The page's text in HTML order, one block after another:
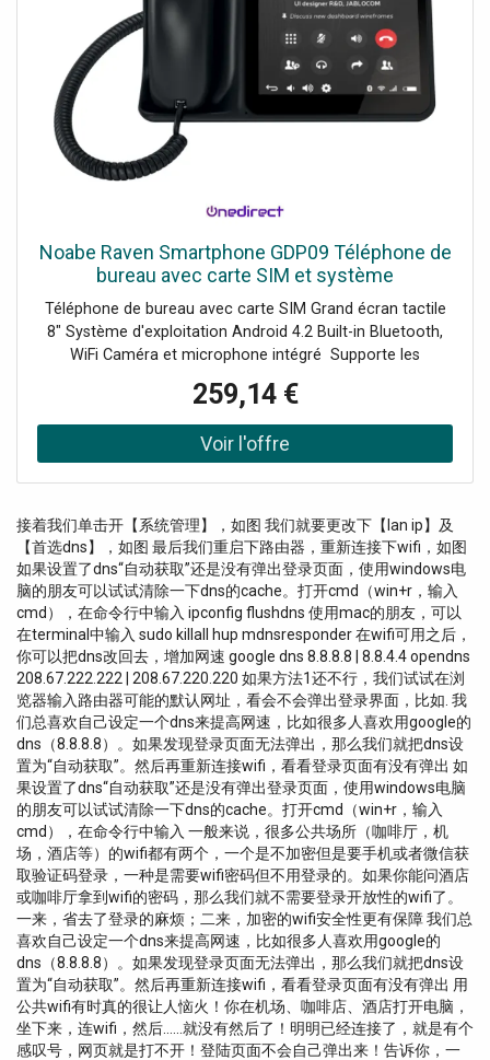
Tuscany, is one of rolling hills and deep woodlands,
without the crowds of other well-known holiday regions in
Italy. Walks cross flower meadows, wander down river
valleys and also climb onto rugged hills and Apennine
mountains, visiting Roman and Etruscan ruins as well as
myriad ancient villages.
Noabe Raven Smartphone GDP09 Téléphone de
bureau avec carte SIM et système
d'exploitation Android
Téléphone de bureau avec carte SIM Grand écran tactile
8" Système d'exploitation Android 4.2 Built-in Bluetooth,
WiFi Caméra et microphone intégré Supporte les
259,14 €
接着我们单击开【系统管理】，如图 我们就要更改下【lan ip】及
【首选dns】，如图 最后我们重启下路由器，重新连接下wifi，如图
如果设置了dns“自动获取”还是没有弹出登录页面，使用windows电
脑的朋友可以试试清除一下dns的cache。打开cmd（win+r，输入
cmd），在命令行中输入 ipconfig flushdns 使用mac的朋友，可以
在terminal中输入 sudo killall hup mdnsresponder 在wifi可用之后，
你可以把dns改回去，增加网速 google dns 8.8.8.8 | 8.8.4.4 opendns
208.67.222.222 | 208.67.220.220 如果方法1还不行，我们试试在浏
览器输入路由器可能的默认网址，看会不会弹出登录界面，比如. 我
们总喜欢自己设定一个dns来提高网速，比如很多人喜欢用google的
dns（8.8.8.8）。如果发现登录页面无法弹出，那么我们就把dns设
置为“自动获取”。然后再重新连接wifi，看看登录页面有没有弹出 如
果设置了dns“自动获取”还是没有弹出登录页面，使用windows电脑
的朋友可以试试清除一下dns的cache。打开cmd（win+r，输入
cmd），在命令行中输入 一般来说，很多公共场所（咖啡厅，机
场，酒店等）的wifi都有两个，一个是不加密但是要手机或者微信获
取验证码登录，一种是需要wifi密码但不用登录的。如果你能问酒店
或咖啡厅拿到wifi的密码，那么我们就不需要登录开放性的wifi了。
一来，省去了登录的麻烦；二来，加密的wifi安全性更有保障 我们总
喜欢自己设定一个dns来提高网速，比如很多人喜欢用google的
dns（8.8.8.8）。如果发现登录页面无法弹出，那么我们就把dns设
置为“自动获取”。然后再重新连接wifi，看看登录页面有没有弹出 用
公共wifi有时真的很让人恼火！你在机场、咖啡店、酒店打开电脑，
坐下来，连wifi，然后……就没有然后了！明明已经连接了，就是有个
感叹号，网页就是打不开！登陆页面不会自己弹出来！告诉你，一